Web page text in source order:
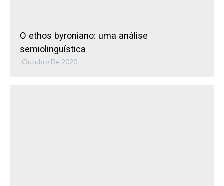
O ethos byroniano: uma análise
semiolinguística
Outubro De 2020